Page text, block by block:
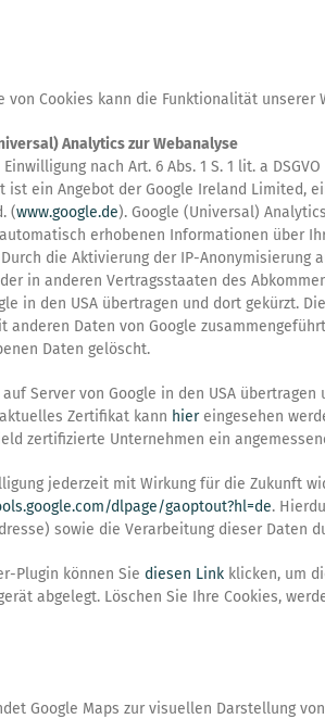
von Cookies kann die Funktionalität unserer
Analytics zur Webanalyse
nach Art. 6 Abs. 1 S. 1 lit. a
ist ein Angebot der Google Ireland Limited,
(www.google.de). Google (Universal)
erhobenen Informationen über
die Aktivierung der IP-
in anderen Vertragsstaaten des
in den USA übertragen und dort gekürzt.
anderen Daten von Google
Daten gelöscht.
Server von Google in den USA
Zertifikat kann hiereingesehen
zertifizierte Unternehmen ein
jederzeit mit Wirkung für die Zukunft
dlpage/gaoptout?hl=de.
sowie die Verarbeitung dieser Daten
Plugin können Sie diesen Link klicken, um
abgelegt. Löschen Sie Ihre Cookies,
Google Maps zur visuellen Darstellung